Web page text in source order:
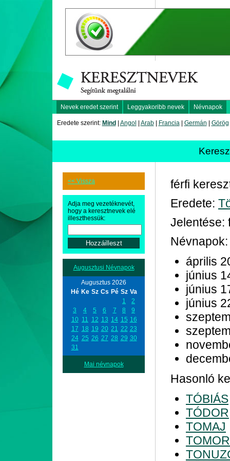
Nevek eredet szerint Leggyakoribb nevek Névnapok
Eredete szerint: Mind Angol Arab| Francia| Germán Görög
<< Vissza
Adja meg vezetéknevét,
hogy a keresztnevek elé
illeszthessük:
Augusztusi Névnapok
Augusztus 2026
Hé Ke Sz Cs Pé Sz Va
1
2
3
4 5 6 7 8
9
10 11 12 13 14 15 16
17 18 19 20 21 22 23
24 25 26 27 28 29 30
31
Mai névnapok
férfi
Eredete:
Jelentése:
Névnapok:
április
június
június
június
Hasonló
TÓBIÁS
TÓDOR
TOMAJ
TOMOR